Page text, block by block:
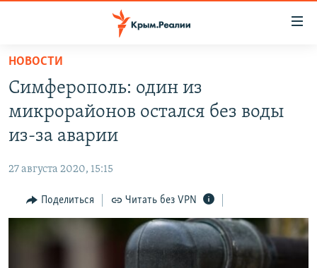
Вернуться
основному
содержанию
Вернутся
главной
навигации
Вернутся
НОВОСТИ
СПЕЦПРОЕКТЫ
11 ЛЕТ ОККУПАЦИИ КРЫМА. 11 ИСТОРИЙ СОПРОТИВЛЕНИЯ
ЕЩЕ
ИНТЕРАКТИВ
ТЕЛЕПРОЕКТ КРЫМ.РЕАЛИИ
РАДІО СВОБОДА
КАК ОБОЙТИ БЛОКИРОВКУ
НОВОСТИ
Симферополь: один из
микрорайонов остался без воды
из-за аварии
27 августа 2020, 15:15
Поделиться Читать без VPN